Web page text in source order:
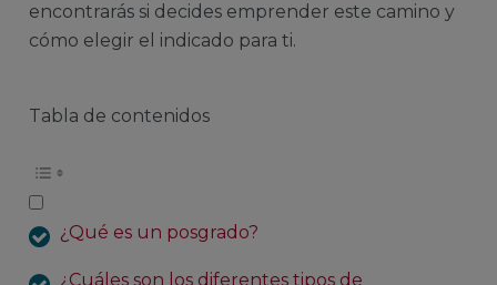
encontrarás si decides emprender este camino y
cómo elegir el indicado para ti.
Tabla de contenidos
¿Qué es un posgrado?
¿Cuáles son los diferentes tipos de